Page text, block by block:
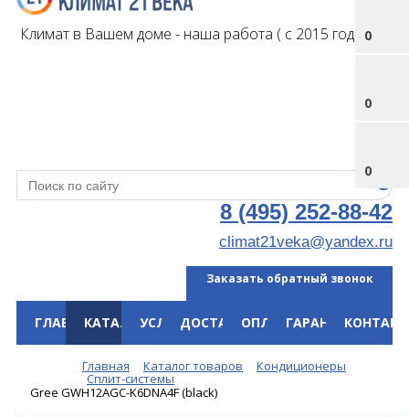
0
0
0
Климат в Вашем доме - наша работа ( с 2015 года )
8 (495) 252-88-42
climat21veka@yandex.ru
Заказать обратный звонок
ГЛАВНАЯКАТАЛОГУСЛУГИДОСТАВКАОПЛАТАГАРАНТИЯ
Главная Каталог товаров Кондиционеры
Сплит-системы
Gree GWH12AGC-K6DNA4F (black)